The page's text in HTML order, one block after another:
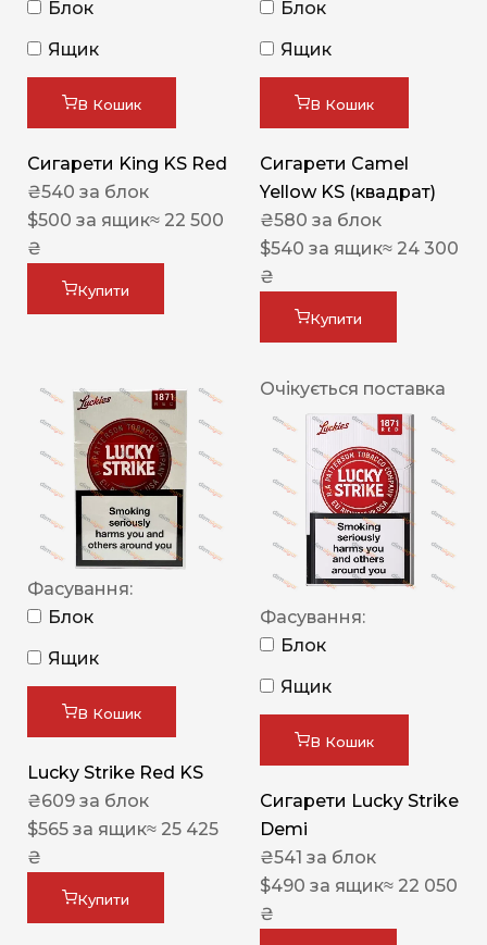
Блок
Ящик
В Кошик
Сигарети King KS Red
₴540 за блок
$500 за ящик≈ 22 500
₴
Купити
Блок
Ящик
В Кошик
Сигарети Camel
Yellow KS (квадрат)
₴580 за блок
$540 за ящик≈ 24 300
₴
Купити
Фасування:
Блок
Ящик
В Кошик
Lucky Strike Red KS
₴609 за блок
$565 за ящик≈ 25 425
₴
Купити
Очікується поставка
Фасування:
Блок
Ящик
В Кошик
Сигарети Lucky Strike
Demi
₴541 за блок
$490 за ящик≈ 22 050
₴